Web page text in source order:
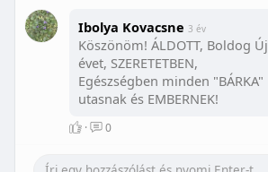
Ibolya Kovacsne 3 év
Köszönöm! ÁLDOTT, Boldog Új
évet, SZERETETBEN,
Egészségben minden "BÁRKA"
utasnak és EMBERNEK!
· 0